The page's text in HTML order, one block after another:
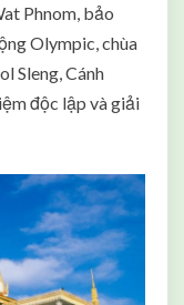
Phnom, bảo
Olympic, chùa
Sleng, Cánh
độc lập và giải